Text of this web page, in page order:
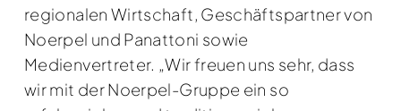
regionalen Wirtschaft, Geschäftspartner von
Noerpel und Panattoni sowie
Medienvertreter. „Wir freuen uns sehr, dass
wir mit der Noerpel-Gruppe ein so